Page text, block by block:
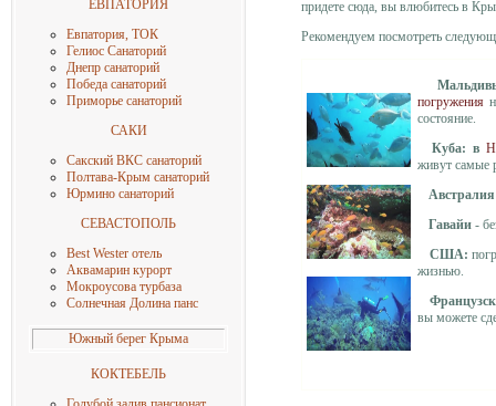
ЕВПАТОРИЯ
Евпатория, ТОК
Гелиос Санаторий
Днепр санаторий
Победа санаторий
Приморье санаторий
САКИ
Сакский ВКС санаторий
Полтава-Крым санаторий
Юрмино санаторий
СЕВАСТОПОЛЬ
Best Wester отель
Аквамарин курорт
Мокроусова турбаза
Солнечная Долина панс
Южный берег Крыма
КОКТЕБЕЛЬ
придете сюда, вы влюбитесь в
Рекомендуем посмотреть
погружения
состояние.
Куба: в
живут самые
Австралия
Гавайи -
США:
жизнью.
вы можете